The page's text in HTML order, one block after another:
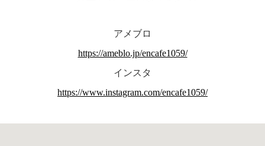
アメブロ
https://ameblo.jp/encafe1059/
インスタ
https://www.instagram.com/encafe1059/